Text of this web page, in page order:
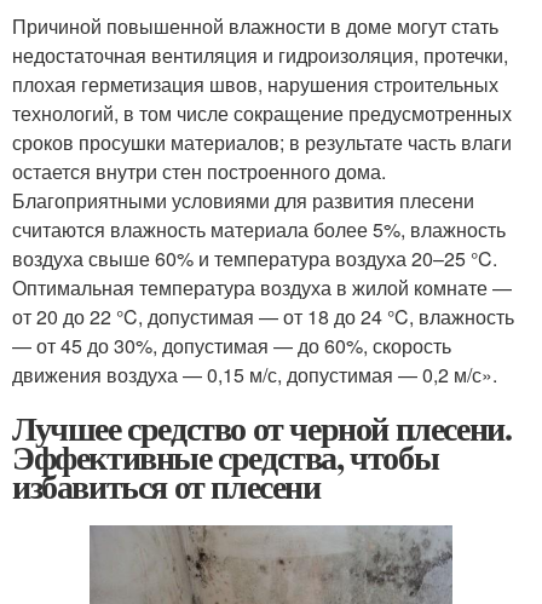
Причиной повышенной влажности в доме могут стать
недостаточная вентиляция и гидроизоляция, протечки,
плохая герметизация швов, нарушения строительных
технологий, в том числе сокращение предусмотренных
сроков просушки материалов; в результате часть влаги
остается внутри стен построенного дома.
Благоприятными условиями для развития плесени
считаются влажность материала более 5%, влажность
воздуха свыше 60% и температура воздуха 20–25 °C.
Оптимальная температура воздуха в жилой комнате —
от 20 до 22 °C, допустимая — от 18 до 24 °C, влажность
— от 45 до 30%, допустимая — до 60%, скорость
движения воздуха — 0,15 м/с, допустимая — 0,2 м/с».
Лучшее средство от черной плесени.
Эффективные средства, чтобы
избавиться от плесени